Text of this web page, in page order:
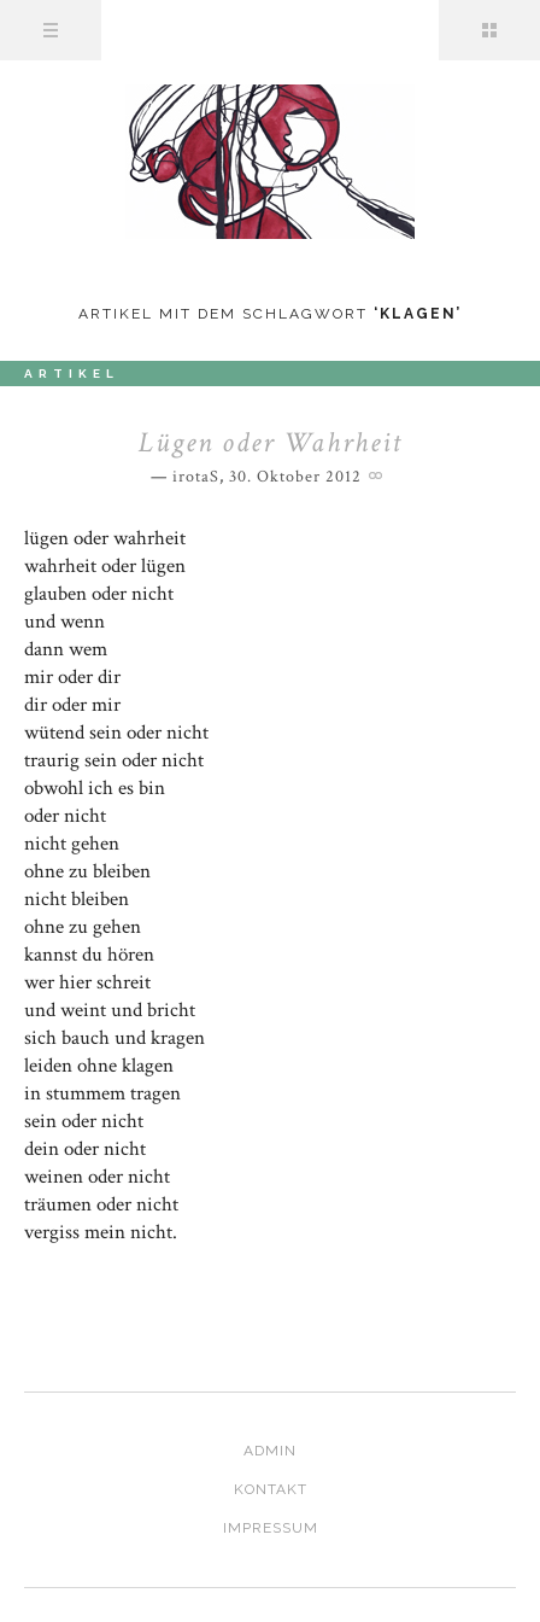
ARTIKEL MIT DEM SCHLAGWORT ‘ KLAGEN ’
ARTIKEL
Lügen oder Wahrheit
irotaS, 30. Oktober 2012
lügen oder wahrheit
wahrheit oder lügen
glauben oder nicht
und wenn
dann wem
mir oder dir
dir oder mir
wütend sein oder nicht
traurig sein oder nicht
obwohl ich es bin
oder nicht
nicht gehen
ohne zu bleiben
nicht bleiben
ohne zu gehen
kannst du hören
wer hier schreit
und weint und bricht
sich bauch und kragen
leiden ohne klagen
in stummem tragen
sein oder nicht
dein oder nicht
weinen oder nicht
träumen oder nicht
vergiss mein nicht.
ADMIN
KONTAKT
IMPRESSUM